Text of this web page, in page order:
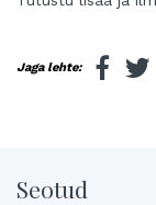
Jaga lehte:
Seotud